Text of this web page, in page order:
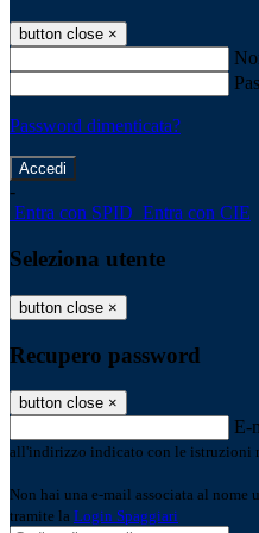
button close ×
Password dimenticata?
-
Entra con SPID Entra con CIE
Seleziona utente
button close ×
Recupero password
button close ×
E-
all'indirizzo indicato con le istruzioni
Non hai una e-mail associata al nome
tramite la Login Spaggiari